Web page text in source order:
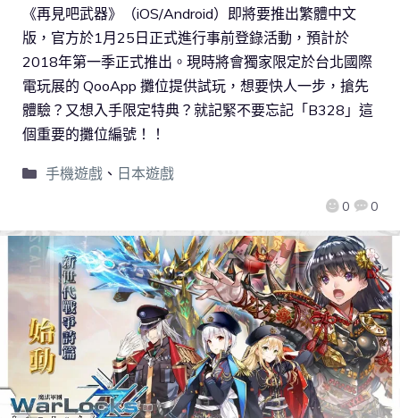
0 0
《再見吧武器》（iOS/Android）即將要推出繁體中文
版，官方於1月25日正式進行事前登錄活動，預計於
2018年第一季正式推出。現時將會獨家限定於台北國際
電玩展的 QooApp 攤位提供試玩，想要快人一步，搶先
體驗？又想入手限定特典？就記緊不要忘記「B328」這
個重要的攤位編號！！
手機遊戲、 日本遊戲